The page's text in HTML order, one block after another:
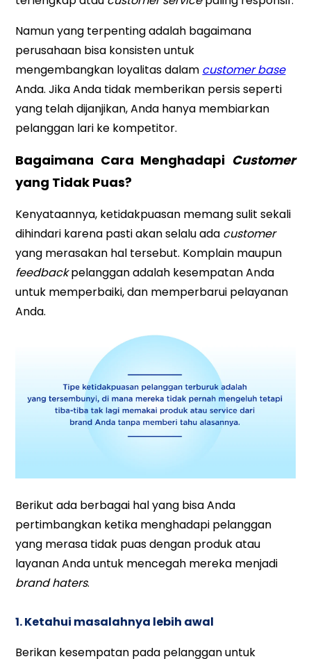
Namun yang terpenting adalah bagaimana
perusahaan bisa konsisten untuk
mengembangkan loyalitas dalam customer base
Anda. Jika Anda tidak memberikan persis seperti
yang telah dijanjikan, Anda hanya membiarkan
pelanggan lari ke kompetitor.
Bagaimana Cara Menghadapi Customer
yang Tidak Puas?
Kenyataannya, ketidakpuasan memang sulit sekali
dihindari karena pasti akan selalu ada customer
yang merasakan hal tersebut. Komplain maupun
feedbackpelanggan adalah kesempatan Anda
untuk memperbaiki, dan memperbarui pelayanan
Anda.
Berikut ada berbagai hal yang bisa Anda
pertimbangkan ketika menghadapi pelanggan
yang merasa tidak puas dengan produk atau
layanan Anda untuk mencegah mereka menjadi
brand haters.
1. Ketahui masalahnya lebih awal
Berikan kesempatan pada pelanggan untuk